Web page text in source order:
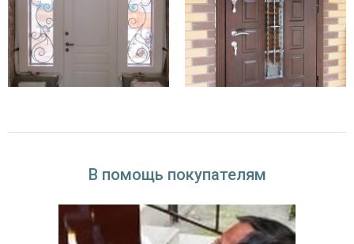
В помощь покупателям